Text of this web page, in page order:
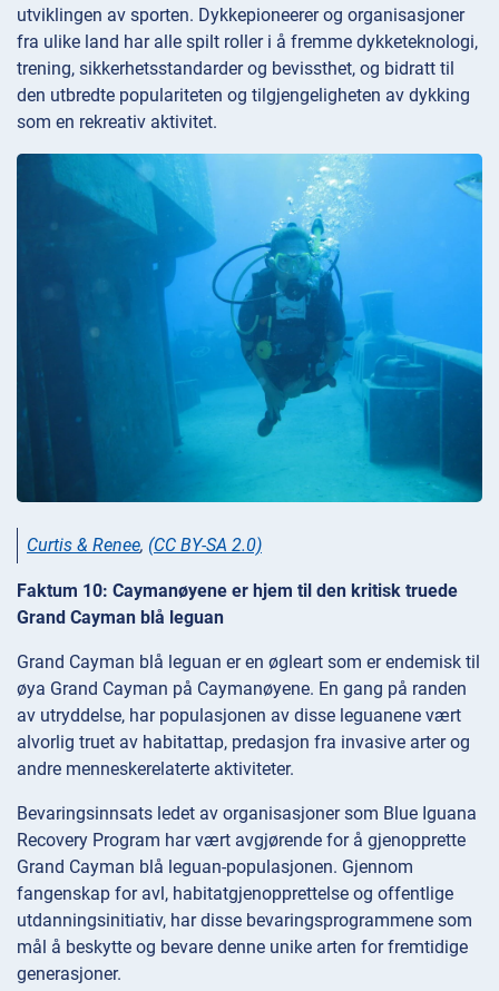
utviklingen av sporten. Dykkepioneerer og organisasjoner
fra ulike land har alle spilt roller i å fremme dykketeknologi,
trening, sikkerhetsstandarder og bevissthet, og bidratt til
den utbredte populariteten og tilgjengeligheten av dykking
som en rekreativ aktivitet.
Curtis & Renee, (CC BY-SA 2.0)
Faktum 10: Caymanøyene er hjem til den kritisk truede
Grand Cayman blå leguan
Grand Cayman blå leguan er en øgleart som er endemisk til
øya Grand Cayman på Caymanøyene. En gang på randen
av utryddelse, har populasjonen av disse leguanene vært
alvorlig truet av habitattap, predasjon fra invasive arter og
andre menneskerelaterte aktiviteter.
Bevaringsinnsats ledet av organisasjoner som Blue Iguana
Recovery Program har vært avgjørende for å gjenopprette
Grand Cayman blå leguan-populasjonen. Gjennom
fangenskap for avl, habitatgjenopprettelse og offentlige
utdanningsinitiativ, har disse bevaringsprogrammene som
mål å beskytte og bevare denne unike arten for fremtidige
generasjoner.